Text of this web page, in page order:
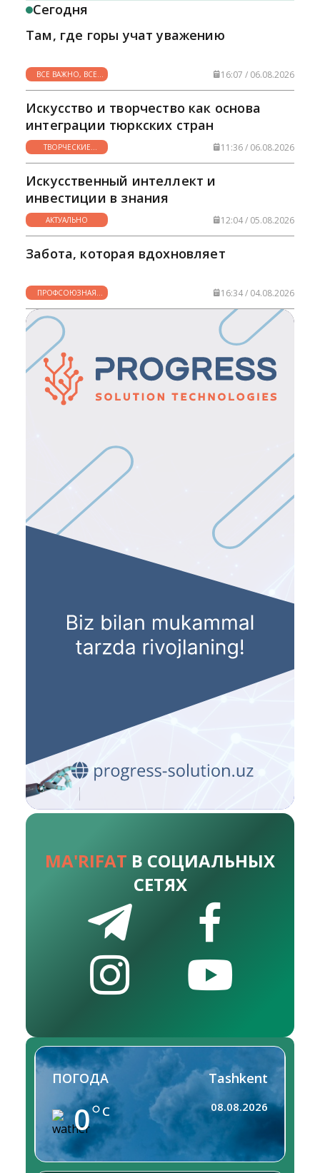
Сегодня
Там, где горы учат уважению
ВСЕ ВАЖНО, ВСЕ
НУЖНО
16:07 / 06.08.2026
Искусство и творчество как основа
интеграции тюркских стран
ТВОРЧЕСКИЕ
ГОРИЗОНТЫ
11:36 / 06.08.2026
Искусственный интеллект и
инвестиции в знания
АКТУАЛЬНО 12:04 / 05.08.2026
Забота, которая вдохновляет
ПРОФСОЮЗНАЯ
ЖИЗНЬ
16:34 / 04.08.2026
MA'RIFAT В СОЦИАЛЬНЫХ
СЕТЯХ
ПОГОДА
0 C
Tashkent
08.08.2026